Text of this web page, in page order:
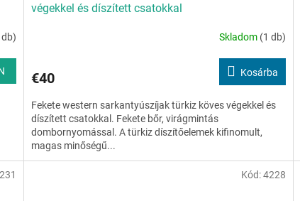
db)
végekkel és díszített csatokkal
Skladom (1 db)
€40 Kosárba
Fekete western sarkantyúszíjak türkiz köves végekkel és
díszített csatokkal. Fekete bőr, virágmintás
dombornyomással. A türkiz díszítőelemek kifinomult,
magas minőségű...
Kód:4228